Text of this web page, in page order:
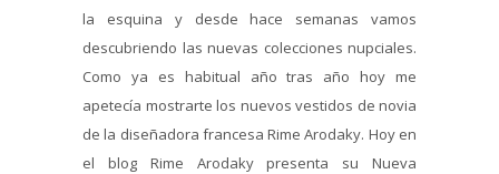
la esquina y desde hace semanas vamos
descubriendo las nuevas colecciones nupciales.
Como ya es habitual año tras año hoy me
apetecía mostrarte los nuevos vestidos de novia
de la diseñadora francesa Rime Arodaky. Hoy en
el blog Rime Arodaky presenta su Nueva